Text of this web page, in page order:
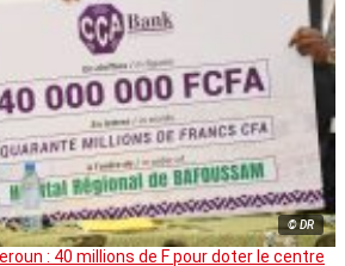
© DR
: 40 millions de F pour doter le centre